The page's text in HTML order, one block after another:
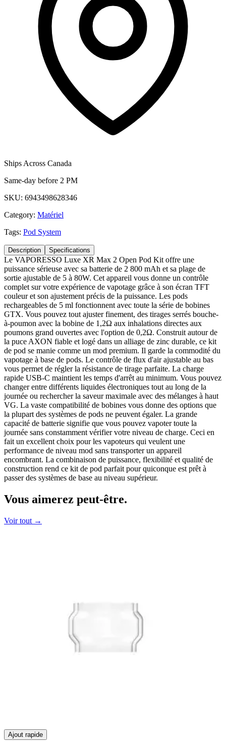
Ships Across Canada
Same-day before 2 PM
SKU: 6943498628346
Category: Matériel
Tags: Pod System
Description Specifications
Le VAPORESSO Luxe XR Max 2 Open Pod Kit offre une
puissance sérieuse avec sa batterie de 2 800 mAh et sa plage de
sortie ajustable de 5 à 80W. Cet appareil vous donne un contrôle
complet sur votre expérience de vapotage grâce à son écran TFT
couleur et son ajustement précis de la puissance. Les pods
rechargeables de 5 ml fonctionnent avec toute la série de bobines
GTX. Vous pouvez tout ajuster finement, des tirages serrés bouche-
à-poumon avec la bobine de 1,2Ω aux inhalations directes aux
poumons grand ouvertes avec l'option de 0,2Ω. Construit autour de
la puce AXON fiable et logé dans un alliage de zinc durable, ce kit
de pod se manie comme un mod premium. Il garde la commodité du
vapotage à base de pods. Le contrôle de flux d'air ajustable au bas
vous permet de régler la résistance de tirage parfaite. La charge
rapide USB-C maintient les temps d'arrêt au minimum. Vous pouvez
changer entre différents liquides électroniques tout au long de la
journée ou rechercher la saveur maximale avec des mélanges à haut
VG. La vaste compatibilité de bobines vous donne des options que
la plupart des systèmes de pods ne peuvent égaler. La grande
capacité de batterie signifie que vous pouvez vapoter toute la
journée sans constamment vérifier votre niveau de charge. Ceci en
fait un excellent choix pour les vapoteurs qui veulent une
performance de niveau mod sans transporter un appareil
encombrant. La combinaison de puissance, flexibilité et qualité de
construction rend ce kit de pod parfait pour quiconque est prêt à
passer des systèmes de base au niveau supérieur.
Vous aimerez peut-être.
Voir tout →
Ajout rapide